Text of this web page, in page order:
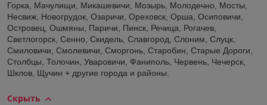
Горка, Мачулищи, Микашевичи, Мозырь, Молодечно, Мосты,
Несвиж, Новогрудок, Озаричи, Ореховск, Орша, Осиповичи,
Островец, Ошмяны, Паричи, Пинск, Речица, Рогачев,
Светлогорск, Сенно, Скидель, Славгород, Слоним, Слуцк,
Смиловичи, Смолевичи, Сморгонь, Старобин, Старые Дороги,
Столбцы, Толочин, Уваровичи, Фаниполь, Червень, Чечерск,
Шклов, Щучин + другие города и районы.
Скрыть